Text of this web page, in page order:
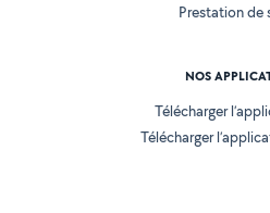
Prestation de
NOS
Télécharger
Télécharger